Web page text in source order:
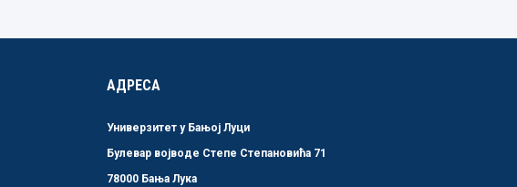
АДРЕСА
Универзитет у Бањој Луци
Булевар војводе Степе Степановића 71
78000 Бања Лука